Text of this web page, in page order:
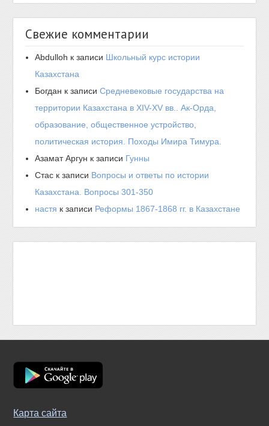
Свежие комментарии
Abdulloh к записи Школьный курс истории
Казахстана
Богдан к записиСредневековые государства на
территории Казахстана в XIV-XV вв.. Ак-Орда,
образование, общественное устройство,
политическая история. Походы Имира Тимура.
Азамат Аргун к записи Гунны
Стас к записи Вопросы и ответы по истории
Казахстана. Вопросы 301-350
настя к записи Реформы 1867-1868 гг. в Казахстане
Карта сайта